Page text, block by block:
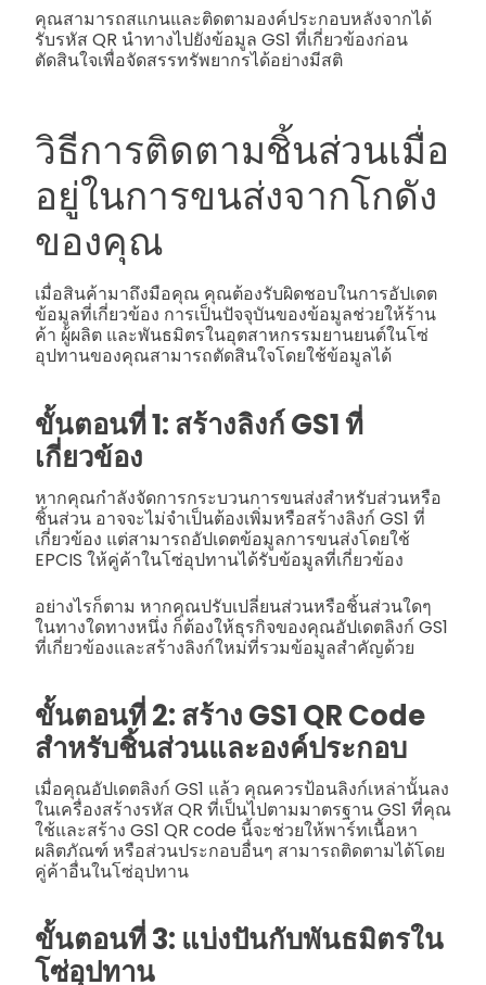
คุณสามารถสแกนและติดตามองค์ประกอบหลังจากได้
รับรหัส QR นำทางไปยังข้อมูล GS1 ที่เกี่ยวข้องก่อน
ตัดสินใจเพื่อจัดสรรทรัพยากรได้อย่างมีสติ
วิธีการติดตามชิ้นส่วนเมื่อ
อยู่ในการขนส่งจากโกดัง
ของคุณ
เมื่อสินค้ามาถึงมือคุณ คุณต้องรับผิดชอบในการอัปเดต
ข้อมูลที่เกี่ยวข้อง การเป็นปัจจุบันของข้อมูลช่วยให้ร้าน
ค้า ผู้ผลิต และพันธมิตรในอุตสาหกรรมยานยนต์ในโซ่
อุปทานของคุณสามารถตัดสินใจโดยใช้ข้อมูลได้
ขั้นตอนที่ 1: สร้างลิงก์ GS1 ที่
เกี่ยวข้อง
หากคุณกำลังจัดการกระบวนการขนส่งสำหรับส่วนหรือ
ชิ้นส่วน อาจจะไม่จำเป็นต้องเพิ่มหรือสร้างลิงก์ GS1 ที่
เกี่ยวข้อง แต่สามารถอัปเดตข้อมูลการขนส่งโดยใช้
EPCIS ให้คู่ค้าในโซ่อุปทานได้รับข้อมูลที่เกี่ยวข้อง
อย่างไรก็ตาม หากคุณปรับเปลี่ยนส่วนหรือชิ้นส่วนใดๆ
ในทางใดทางหนึ่ง ก็ต้องให้ธุรกิจของคุณอัปเดตลิงก์ GS1
ที่เกี่ยวข้องและสร้างลิงก์ใหม่ที่รวมข้อมูลสำคัญด้วย
ขั้นตอนที่ 2: สร้าง GS1 QR Code
สำหรับชิ้นส่วนและองค์ประกอบ
เมื่อคุณอัปเดตลิงก์ GS1 แล้ว คุณควรป้อนลิงก์เหล่านั้นลง
ในเครื่องสร้างรหัส QR ที่เป็นไปตามมาตรฐาน GS1 ที่คุณ
ใช้และสร้าง GS1 QR code นี้จะช่วยให้พาร์ทเนื้อหา
ผลิตภัณฑ์ หรือส่วนประกอบอื่นๆ สามารถติดตามได้โดย
คู่ค้าอื่นในโซ่อุปทาน
ขั้นตอนที่ 3: แบ่งปันกับพันธมิตรใน
โซ่อุปทาน